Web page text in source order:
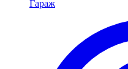
Гараж